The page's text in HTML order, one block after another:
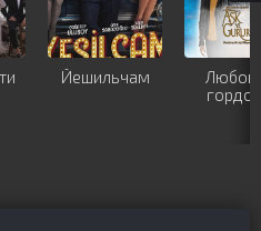
Йешильчам